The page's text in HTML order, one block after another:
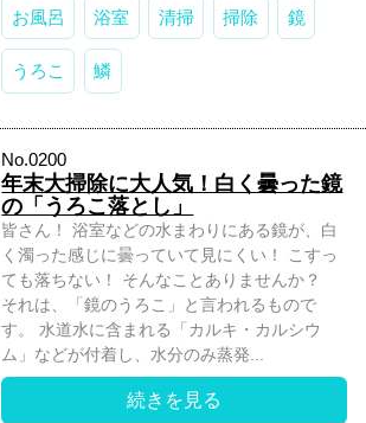
お風呂
浴室 清掃 掃除 鏡
うろこ 鱗
No.0200
年末大掃除に大人気！白く曇った鏡
の「うろこ落とし」
皆さん！ 浴室などの水まわりにある鏡が、白
く濁った感じに曇っていて見にくい！ こすっ
ても落ちない！ そんなことありませんか？
それは、「鏡のうろこ」と言われるもので
す。 水道水に含まれる「カルキ・カルシウ
ム」などが付着し、水分のみ蒸発...
続きを見る